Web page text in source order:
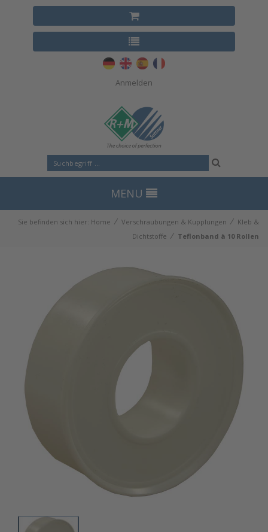
Anmelden
MENU
Sie befinden sich hier: Home ⁄ Verschraubungen & Kupplungen ⁄ Kleb &
Dichtstoffe ⁄ Teflonband à 10 Rollen